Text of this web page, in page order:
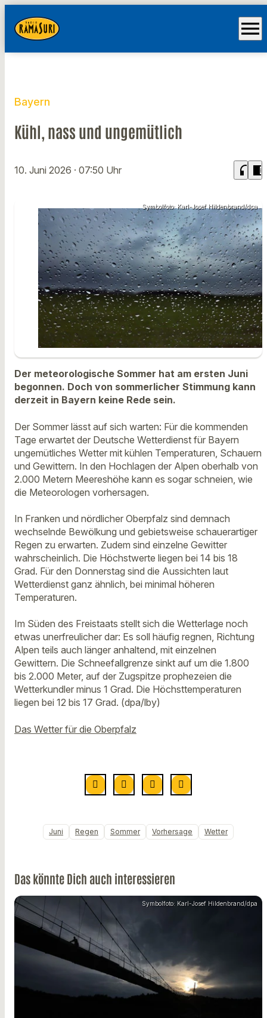
menu
Bayern
Kühl, nass und ungemütlich
10. Juni 2026 · 07:50 Uhr headphones chrome_reader_mode
Symbolfoto: Karl-Josef Hildenbrand/dpa
Der meteorologische Sommer hat am ersten Juni
begonnen. Doch von sommerlicher Stimmung kann
derzeit in Bayern keine Rede sein.
Der Sommer lässt auf sich warten: Für die kommenden
Tage erwartet der Deutsche Wetterdienst für Bayern
ungemütliches Wetter mit kühlen Temperaturen, Schauern
und Gewittern. In den Hochlagen der Alpen oberhalb von
2.000 Metern Meereshöhe kann es sogar schneien, wie
die Meteorologen vorhersagen.
In Franken und nördlicher Oberpfalz sind demnach
wechselnde Bewölkung und gebietsweise schauerartiger
Regen zu erwarten. Zudem sind einzelne Gewitter
wahrscheinlich. Die Höchstwerte liegen bei 14 bis 18
Grad. Für den Donnerstag sind die Aussichten laut
Wetterdienst ganz ähnlich, bei minimal höheren
Temperaturen.
Im Süden des Freistaats stellt sich die Wetterlage noch
etwas unerfreulicher dar: Es soll häufig regnen, Richtung
Alpen teils auch länger anhaltend, mit einzelnen
Gewittern. Die Schneefallgrenze sinkt auf um die 1.800
bis 2.000 Meter, auf der Zugspitze prophezeien die
Wetterkundler minus 1 Grad. Die Höchsttemperaturen
liegen bei 12 bis 17 Grad. (dpa/lby)
Das Wetter für die Oberpfalz
Juni Regen Sommer Vorhersage Wetter
Das könnte Dich auch interessieren
Symbolfoto: Karl-Josef Hildenbrand/dpa